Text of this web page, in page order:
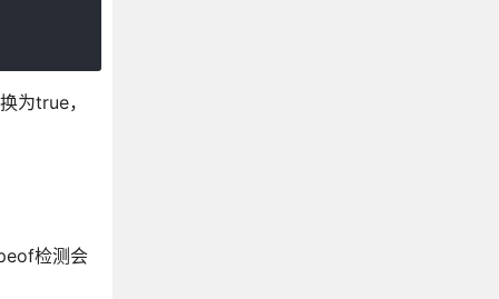
为true，
检测会